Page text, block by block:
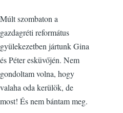
Múlt szombaton a
gazdagréti református
gyülekezetben jártunk Gina
és Péter esküvőjén. Nem
gondoltam volna, hogy
valaha oda kerülök, de
most! És nem bántam meg.